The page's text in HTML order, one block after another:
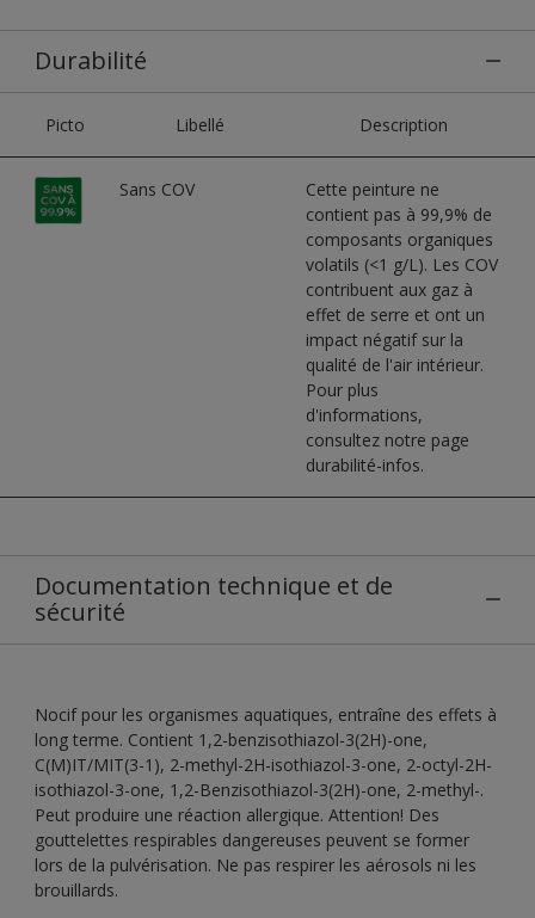
Durabilité
Picto Libellé Description
Sans COV
Cette peinture ne
contient pas à 99,9% de
composants organiques
volatils (<1 g/L). Les COV
contribuent aux gaz à
effet de serre et ont un
impact négatif sur la
qualité de l'air intérieur.
Pour plus
d'informations,
consultez notre page
durabilité-infos.
Documentation technique et de
sécurité
Nocif pour les organismes aquatiques, entraîne des effets à
long terme. Contient 1,2-benzisothiazol-3(2H)-one,
C(M)IT/MIT(3-1), 2-methyl-2H-isothiazol-3-one, 2-octyl-2H-
isothiazol-3-one, 1,2-Benzisothiazol-3(2H)-one, 2-methyl-.
Peut produire une réaction allergique. Attention! Des
gouttelettes respirables dangereuses peuvent se former
lors de la pulvérisation. Ne pas respirer les aérosols ni les
brouillards.